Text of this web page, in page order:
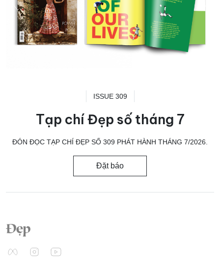
ISSUE 309
Tạp chí Đẹp số tháng 7
ĐÓN ĐỌC TẠP CHÍ ĐẸP SỐ 309 PHÁT HÀNH THÁNG 7/2026.
Đặt báo